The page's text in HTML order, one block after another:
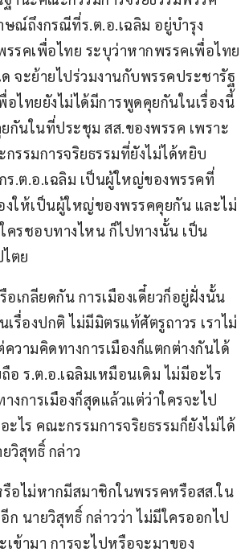
ณ์ถึงกรณีที่ร.ต.อ.เฉลิม อยู่บำรุง
รคเพื่อไทย ระบุว่าหากพรรคเพื่อไทย
จะย้ายไปร่วมงานกับพรรคประชารัฐ
ไทยยังไม่ได้มีการพูดคุยกันในเรื่องนี้
กันในที่ประชุม สส.ของพรรค เพราะ
กรรมการจริยธรรมที่ยังไม่ได้หยิบ
ร.ต.อ.เฉลิม เป็นผู้ใหญ่ของพรรคที่
งให้เป็นผู้ใหญ่ของพรรคคุยกัน และไม่
ครชอบทางไหน ก็ไปทางนั้น เป็น
ตย
อเกลียดกัน การเมืองเดี๋ยวก็อยู่ฝั่งนั้น
เรื่องปกติ ไม่มีมิตรแท้ศัตรูถาวร เราไม่
วามคิดทางการเมืองก็แตกต่างกันได้
อ ร.ต.อ.เฉลิมเหมือนเดิม ไม่มีอะไร
งการเมืองก็สุดแล้วแต่ว่าใครจะไป
ะไร คณะกรรมการจริยธรรมก็ยังไม่ได้
วิสุทธิ์ กล่าว
รือไม่หากมีสมาชิกในพรรคหรือสส.ใน
ก นายวิสุทธิ์ กล่าวว่า ไม่มีใครออกไป
ข้ามา การจะไปหรือจะมาของ